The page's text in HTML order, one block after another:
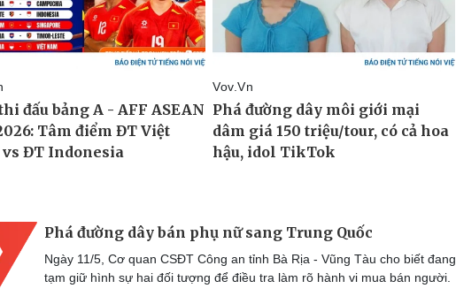
Phá đường dây bán phụ nữ sang Trung Quốc
Ngày 11/5, Cơ quan CSĐT Công an tỉnh Bà Rịa - Vũng Tàu cho biết đang
tạm giữ hình sự hai đối tượng để điều tra làm rõ hành vi mua bán người.